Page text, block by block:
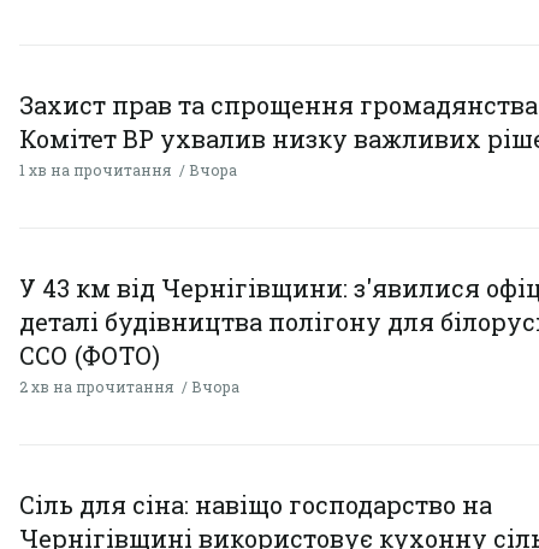
Захист прав та спрощення
Комітет ВР ухвалив низку важливих
1 хв на прочитання Вчора
У 43 км від Чернігівщини: з'явилися
деталі будівництва полігону для
ССО (ФОТО)
2 хв на прочитання Вчора
Сіль для сіна: навіщо господарство на
Чернігівщині використовує кухонну